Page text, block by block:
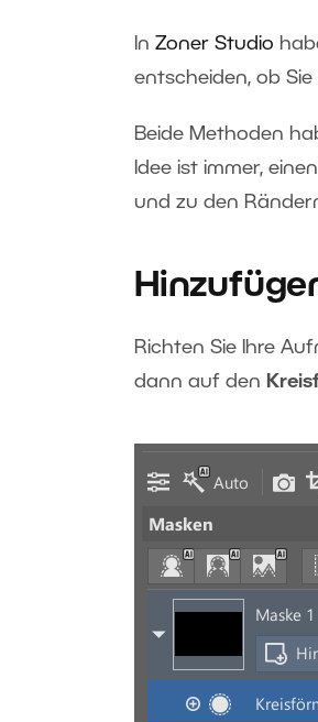
In Zoner Studio
entscheiden, ob Sie
Beide Methoden
Idee ist immer,
und zu den
Richten Sie Ihre
dann auf den